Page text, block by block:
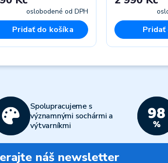
oslobodené od DPH
Pridať do košíka Pridať
Spolupracujeme s
významnými sochármi a
výtvarníkmi
náš newsletter